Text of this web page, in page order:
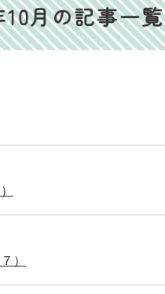
10月の記事一覧
）